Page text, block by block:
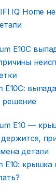
IQ Home
E10C:
E10: крышка